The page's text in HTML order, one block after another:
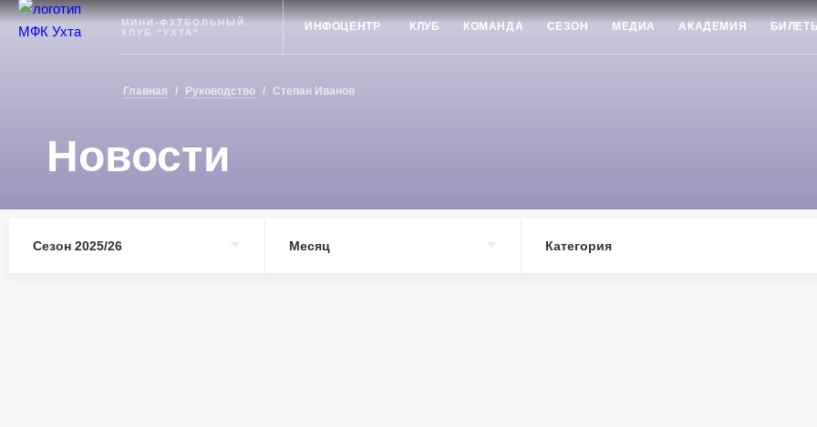
Ухта
МИНИ-ФУТБОЛЬНЫЙ
КЛУБ "УХТА"
ИНФОЦЕНТР КЛУБ КОМАНДА СЕЗОН МЕДИА АКАДЕМИЯ
Главная / Руководство / Степан Иванов
Новости
Сезон 2025/26 Месяц Категория